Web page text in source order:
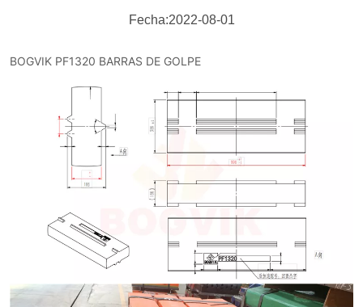
Fecha:2022-08-01